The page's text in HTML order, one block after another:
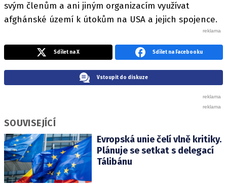
svým členům a ani jiným organizacím využívat
afghánské území k útokům na USA a jejich spojence.
Sdílet na X Sdílet na Facebooku
Vstoupit do diskuze
SOUVISEJÍCÍ
Evropská unie čelí vlně kritiky.
Plánuje se setkat s delegací
Tálibánu